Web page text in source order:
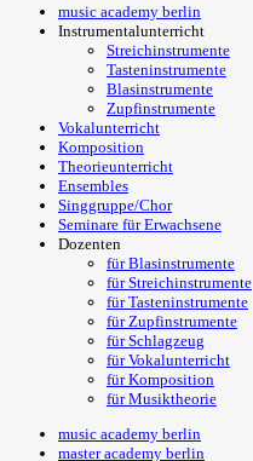
music academy berlin
Instrumentalunterricht
Streichinstrumente
Tasteninstrumente
Blasinstrumente
Zupfinstrumente
Vokalunterricht
Komposition
Theorieunterricht
Ensembles
Singgruppe/Chor
Seminare für Erwachsene
Dozenten
für Blasinstrumente
für Streichinstrumente
für Tasteninstrumente
für Zupfinstrumente
für Schlagzeug
für Vokalunterricht
für Komposition
für Musiktheorie
music academy berlin
master academy berlin